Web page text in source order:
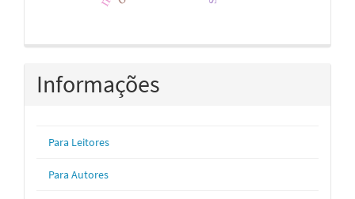
Informações
Para Leitores
Para Autores